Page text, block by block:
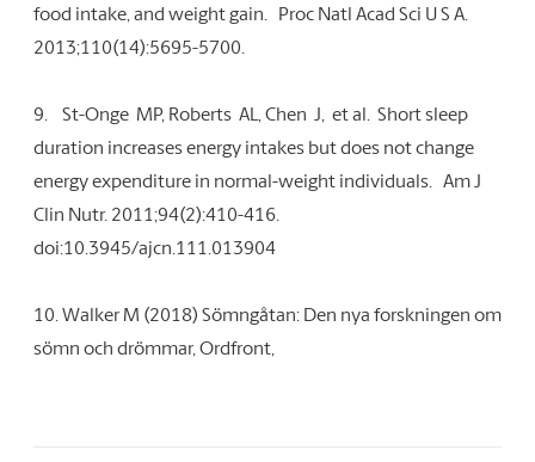
food intake, and weight gain. Proc Natl Acad Sci U S A.
2013;110(14):5695-5700.
9.
St-Onge MP, Roberts AL, Chen J, et al. Short sleep
duration increases energy intakes but does not change
energy expenditure in normal-weight individuals. Am J
Clin Nutr. 2011;94(2):410-416.
doi:10.3945/ajcn.111.013904
10.Walker M (2018) Sömngåtan: Den nya forskningen om
sömn och drömmar, Ordfront,